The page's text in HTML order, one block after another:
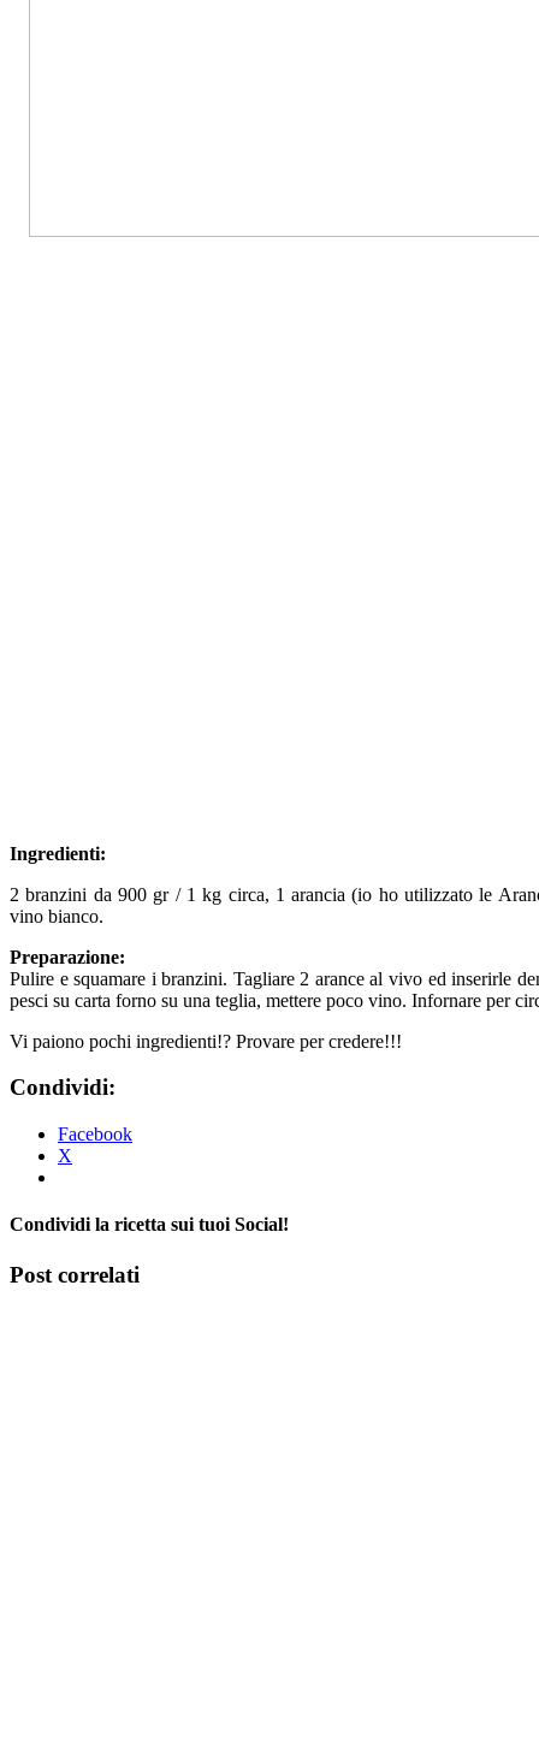
Ingredienti:
2 branzini da 900 gr / 1 kg circa, 1 arancia (io ho utilizzato le
vino bianco.
Preparazione:
Pulire e squamare i branzini. Tagliare 2 arance al vivo ed inserirle
pesci su carta forno su una teglia, mettere poco vino. Infornare per
Vi paiono pochi ingredienti!? Provare per credere!!!
Condividi:
Facebook
X
Condividi la ricetta sui tuoi Social!
Facebook
X
Tumblr
Pinterest
Post correlati